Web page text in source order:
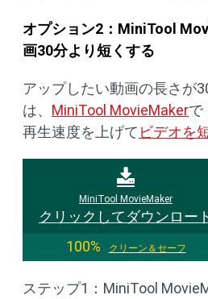
オプション2 ： MiniTool
画30分より短くする
アップしたい動画の長さが
は、 MiniTool MovieMakerで
再生速度を上げて ビデオを
MiniTool MovieMaker
クリックしてダウンロー
100%
クリーン＆セーフ
ステップ1：MiniTool